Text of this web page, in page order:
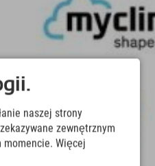
naszej strony
zewnętrznym
momencie. Więcej